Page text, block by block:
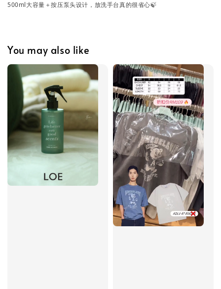
500ml大容量＋按压泵头设计，放洗手台真的很省心🍃
You may also like